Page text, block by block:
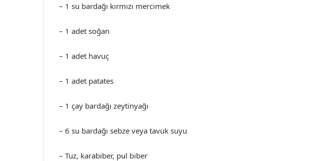
– 1 su bardağı kırmızı mercimek
– 1 adet soğan
– 1 adet havuç
– 1 adet patates
– 1 çay bardağı zeytinyağı
– 6 su bardağı sebze veya tavuk suyu
– Tuz, karabiber, pul biber